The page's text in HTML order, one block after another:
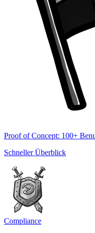
Proof of Concept: 100+
Schneller Überblick
Compliance